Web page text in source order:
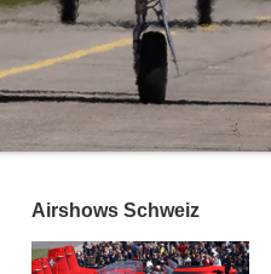
Airshows Schweiz